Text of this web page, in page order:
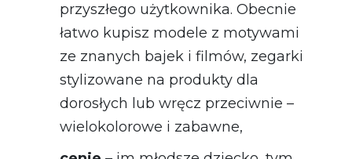
przyszłego użytkownika. Obecnie
łatwo kupisz modele z motywami
ze znanych bajek i filmów, zegarki
stylizowane na produkty dla
dorosłych lub wręcz przeciwnie –
wielokolorowe i zabawne,